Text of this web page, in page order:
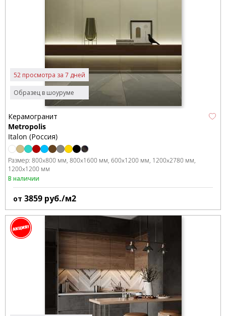
Образец в шоуруме
52 просмотра за 7 дней
Керамогранит
Metropolis
Italon (Россия)
Размер: 800x800 мм 800x1600 мм 600x1200 мм 1200x2780 мм
1200x1200 мм
В наличии
от 3859 руб./м2